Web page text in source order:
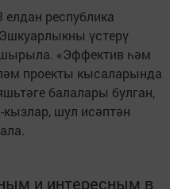
республика
үстерү
«Эффектив һәм
проекты кысаларында
балалары булган,
шул исәптән
и интересным в